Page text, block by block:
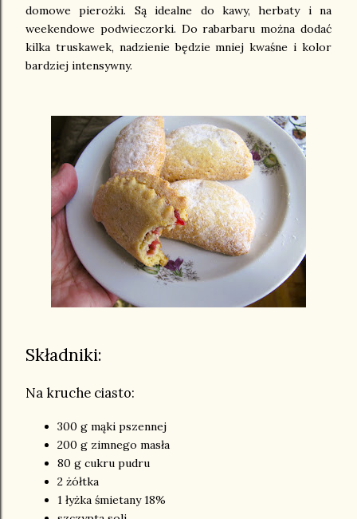
domowe pierożki. Są idealne do kawy, herbaty i na
weekendowe podwieczorki. Do rabarbaru można dodać
kilka truskawek, nadzienie będzie mniej kwaśne i kolor
bardziej intensywny.
Składniki:
Na kruche ciasto:
300 g mąki pszennej
200 g zimnego masła
80 g cukru pudru
2 żółtka
1 łyżka śmietany 18%